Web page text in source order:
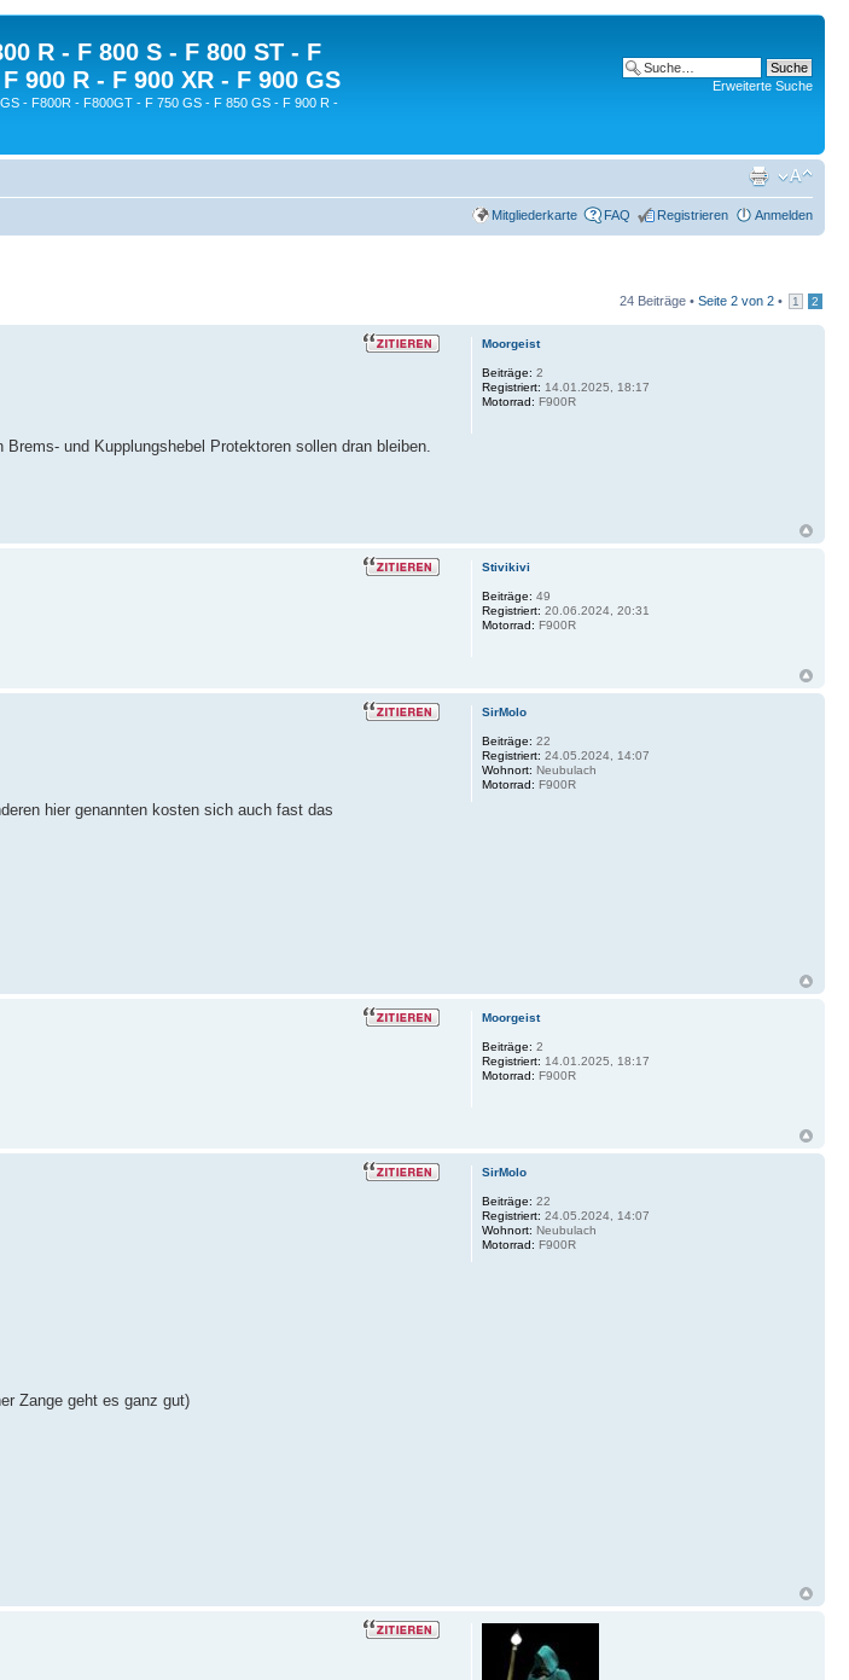
R - F 800 S - F 800 ST - F
900 R - F 900 XR - F 900 GS
- F800R - F800GT - F 750 GS - F 850 GS - F 900 R -
Erweiterte Suche
Mitgliederkarte FAQ Registrieren Anmelden
24 Beiträge • Seite 2 von 2 • 1 2
und Kupplungshebel Protektoren sollen dran bleiben.
Moorgeist
Beiträge: 2
Registriert: 14.01.2025, 18:17
Motorrad: F900R
Stivikivi
Beiträge: 49
Registriert: 20.06.2024, 20:31
Motorrad: F900R
hier genannten kosten sich auch fast das
SirMolo
Beiträge: 22
Registriert: 24.05.2024, 14:07
Wohnort: Neubulach
Motorrad: F900R
Moorgeist
Beiträge: 2
Registriert: 14.01.2025, 18:17
Motorrad: F900R
Zange geht es ganz gut)
SirMolo
Beiträge: 22
Registriert: 24.05.2024, 14:07
Wohnort: Neubulach
Motorrad: F900R